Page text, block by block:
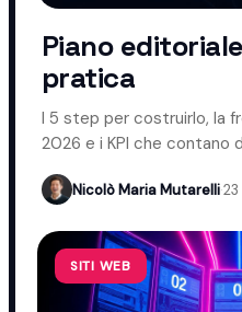
Piano
pratica
I 5 step per costruirlo, la
2026 e i KPI che contano
Nicolò Maria Mutarelli·
SITI WEB